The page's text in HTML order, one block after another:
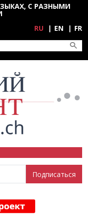
С РАЗНЫМИ
RU EN FR